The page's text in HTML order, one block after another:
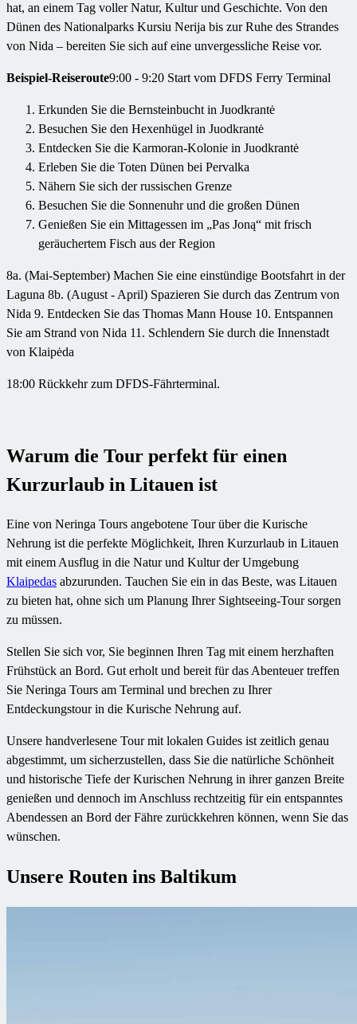
hat, an einem Tag voller Natur, Kultur und Geschichte. Von den
Dünen des Nationalparks Kursiu Nerija bis zur Ruhe des Strandes
von Nida – bereiten Sie sich auf eine unvergessliche Reise vor.
Beispiel-Reiseroute9:00 - 9:20 Start vom DFDS Ferry Terminal
Erkunden Sie die Bernsteinbucht in Juodkrantė
Besuchen Sie den Hexenhügel in Juodkrantė
Entdecken Sie die Karmoran-Kolonie in Juodkrantė
Erleben Sie die Toten Dünen bei Pervalka
Nähern Sie sich der russischen Grenze
Besuchen Sie die Sonnenuhr und die großen Dünen
Genießen Sie ein Mittagessen im „Pas Joną“ mit frisch
geräuchertem Fisch aus der Region
8a. (Mai-September) Machen Sie eine einstündige Bootsfahrt in der
Laguna 8b. (August - April) Spazieren Sie durch das Zentrum von
Nida 9. Entdecken Sie das Thomas Mann House 10. Entspannen
Sie am Strand von Nida 11. Schlendern Sie durch die Innenstadt
von Klaipėda
18:00 Rückkehr zum DFDS-Fährterminal.
Warum die Tour perfekt für einen
Kurzurlaub in Litauen ist
Eine von Neringa Tours angebotene Tour über die Kurische
Nehrung ist die perfekte Möglichkeit, Ihren Kurzurlaub in Litauen
mit einem Ausflug in die Natur und Kultur der Umgebung
Klaipedas abzurunden. Tauchen Sie ein in das Beste, was Litauen
zu bieten hat, ohne sich um Planung Ihrer Sightseeing-Tour sorgen
zu müssen.
Stellen Sie sich vor, Sie beginnen Ihren Tag mit einem herzhaften
Frühstück an Bord. Gut erholt und bereit für das Abenteuer treffen
Sie Neringa Tours am Terminal und brechen zu Ihrer
Entdeckungstour in die Kurische Nehrung auf.
Unsere handverlesene Tour mit lokalen Guides ist zeitlich genau
abgestimmt, um sicherzustellen, dass Sie die natürliche Schönheit
und historische Tiefe der Kurischen Nehrung in ihrer ganzen Breite
genießen und dennoch im Anschluss rechtzeitig für ein entspanntes
Abendessen an Bord der Fähre zurückkehren können, wenn Sie das
wünschen.
Unsere Routen ins Baltikum